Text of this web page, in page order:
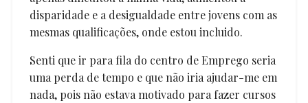
disparidade e a desigualdade entre jovens com as
mesmas qualificações, onde estou incluido.
Senti que ir para fila do centro de Emprego seria
uma perda de tempo e que não iria ajudar-me em
nada, pois não estava motivado para fazer cursos